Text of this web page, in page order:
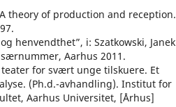
theory of production and reception.
henvendthet”, i: Szatkowski, Janek
Aarhus 2011.
teater for svært unge tilskuere. Et
(Ph.d.-avhandling). Institut for
Aarhus Universitet, [Århus]